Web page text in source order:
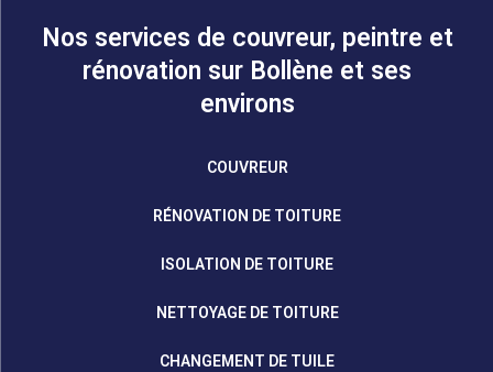
Nos services de couvreur, peintre et
rénovation sur Bollène et ses
environs
COUVREUR
RÉNOVATION DE TOITURE
ISOLATION DE TOITURE
NETTOYAGE DE TOITURE
CHANGEMENT DE TUILE